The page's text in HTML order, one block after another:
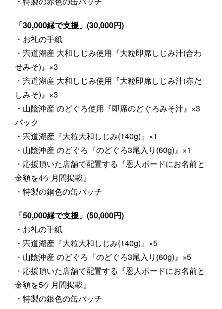
「30,000縁で支援」(30,000円)
・お礼の手紙
・宍道湖産 大和しじみ使用『大粒即席しじみ汁(合わ
せみそ)』×3
・宍道湖産 大和しじみ使用『大粒即席しじみ汁(赤だ
しみそ)』×3
・山陰沖産 のどぐろ使用『即席のどぐろみそ汁』×3
パック
・宍道湖産『大粒大和しじみ(140g)』×1
・山陰沖産 のどぐろ『のどぐろ3尾入り(60g)』×1
・応援頂いた店舗で配置する『恩人ボードにお名前と
金額を4ケ月間掲載』
・特製の銅色の缶バッチ
「50,000縁で支援」(50,000円)
・お礼の手紙
・宍道湖産『大粒大和しじみ(140g)』×5
・山陰沖産 のどぐろ『のどぐろ3尾入り(60g)』×5
・応援頂いた店舗で配置する『恩人ボードにお名前と
金額を5ケ月間掲載』
・特製の銀色の缶バッチ